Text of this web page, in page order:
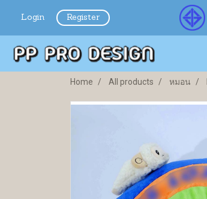
Login Register
Home All products หมอน